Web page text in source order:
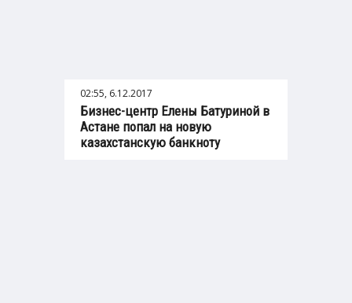
02:55, 6.12.2017
Бизнес-центр Елены Батуриной в
Астане попал на новую
казахстанскую банкноту